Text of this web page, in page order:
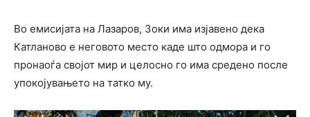
Во емисијата на Лазаров, Зоки има изјавено дека
Катланово е неговото место каде што одмора и го
пронаоѓа својот мир и целосно го има средено после
упокојувањето на татко му.